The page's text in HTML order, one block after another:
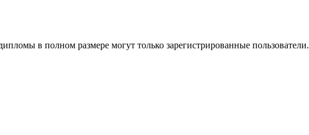
в полном размере могут только зарегистрированные пользователи.